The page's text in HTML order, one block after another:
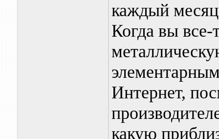
каждый
Когда вы
Интернет,
какую